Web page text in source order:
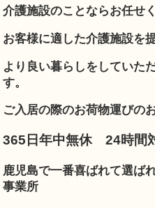
介護施設のことならお任せ
お客様に適した介護施設を提
より良い暮らしをしていた
す。
ご入居の際のお荷物運びの
365日年中無休 24時間
鹿児島で一番喜ばれて選ば
事業所